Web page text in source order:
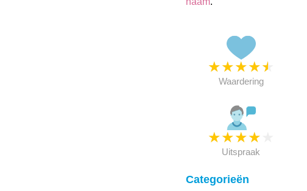
★★★★★
Waardering
★★★★
Uitspraak
Categorieën